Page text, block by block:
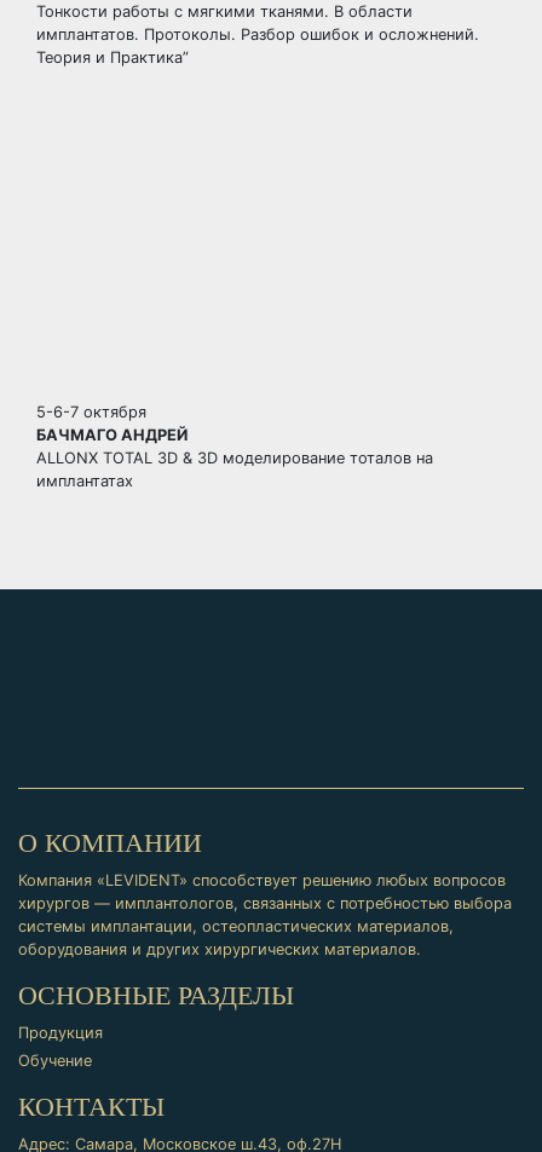
Тонкости работы с мягкими тканями. В области
имплантатов. Протоколы. Разбор ошибок и осложнений.
Теория и Практика”
5-6-7 октября
БАЧМАГО АНДРЕЙ
ALLONX TOTAL 3D & 3D моделирование тоталов на
имплантатах
О КОМПАНИИ
Компания «LEVIDENT» способствует решению любых вопросов
хирургов — имплантологов, связанных с потребностью выбора
системы имплантации, остеопластических материалов,
оборудования и других хирургических материалов.
ОСНОВНЫЕ РАЗДЕЛЫ
Продукция
Обучение
КОНТАКТЫ
Адрес: Самара, Московское ш.43, оф.27Н